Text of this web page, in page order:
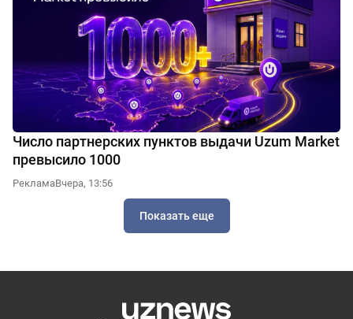
Число партнерских пунктов выдачи Uzum Market
превысило 1000
РекламаВчера, 13:56
Показать еще